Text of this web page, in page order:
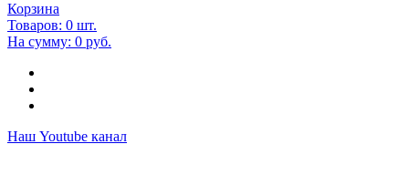
Корзина
Товаров: 0 шт.
На сумму: 0 руб.
Наш Youtube канал